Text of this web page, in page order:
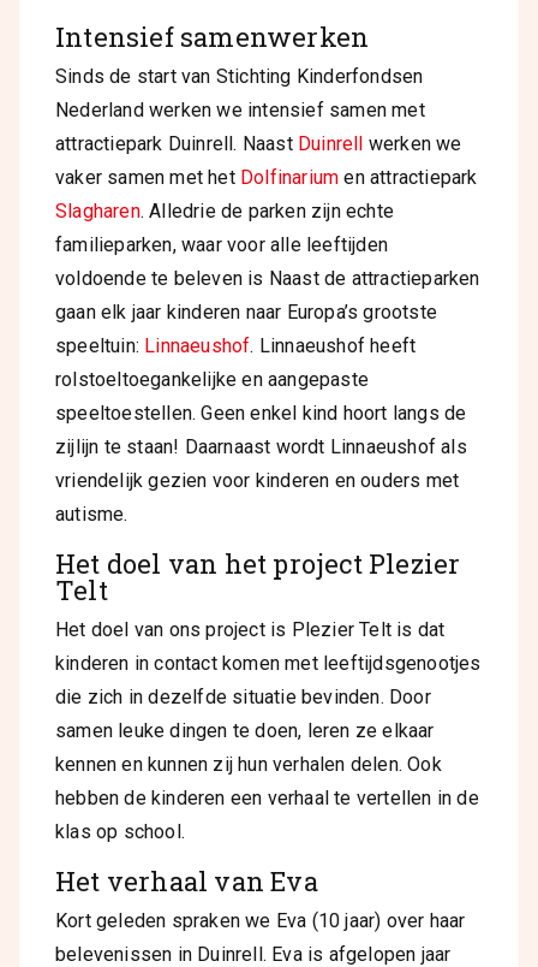
Intensief samenwerken
Sinds de start van Stichting Kinderfondsen
Nederland werken we intensief samen met
attractiepark Duinrell. Naast Duinrell werken we
vaker samen met het Dolfinarium en attractiepark
Slagharen. Alledrie de parken zijn echte
familieparken, waar voor alle leeftijden
voldoende te beleven is Naast de attractieparken
gaan elk jaar kinderen naar Europa’s grootste
speeltuin: Linnaeushof. Linnaeushof heeft
rolstoeltoegankelijke en aangepaste
speeltoestellen. Geen enkel kind hoort langs de
zijlijn te staan! Daarnaast wordt Linnaeushof als
vriendelijk gezien voor kinderen en ouders met
autisme.
Het doel van het project Plezier
Telt
Het doel van ons project is Plezier Telt is dat
kinderen in contact komen met leeftijdsgenootjes
die zich in dezelfde situatie bevinden. Door
samen leuke dingen te doen, leren ze elkaar
kennen en kunnen zij hun verhalen delen. Ook
hebben de kinderen een verhaal te vertellen in de
klas op school.
Het verhaal van Eva
Kort geleden spraken we Eva (10 jaar) over haar
belevenissen in Duinrell. Eva is afgelopen jaar